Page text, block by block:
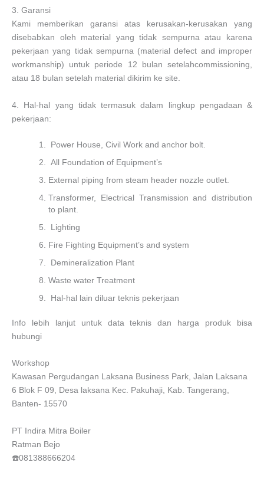
3. Garansi
Kami memberikan garansi atas kerusakan-kerusakan yang
disebabkan oleh material yang tidak sempurna atau karena
pekerjaan yang tidak sempurna (material defect and improper
workmanship) untuk periode 12 bulan setelahcommissioning,
atau 18 bulan setelah material dikirim ke site.
4. Hal-hal yang tidak termasuk dalam lingkup pengadaan &
pekerjaan:
Power House, Civil Work and anchor bolt.
All Foundation of Equipment’s
External piping from steam header nozzle outlet.
Transformer, Electrical Transmission and distribution
to plant.
Lighting
Fire Fighting Equipment’s and system
Demineralization Plant
Waste water Treatment
Hal-hal lain diluar teknis pekerjaan
Info lebih lanjut untuk data teknis dan harga produk bisa
hubungi
Workshop
Kawasan Pergudangan Laksana Business Park, Jalan Laksana
6 Blok F 09, Desa laksana Kec. Pakuhaji, Kab. Tangerang,
Banten- 15570
PT Indira Mitra Boiler
Ratman Bejo
☎️081388666204